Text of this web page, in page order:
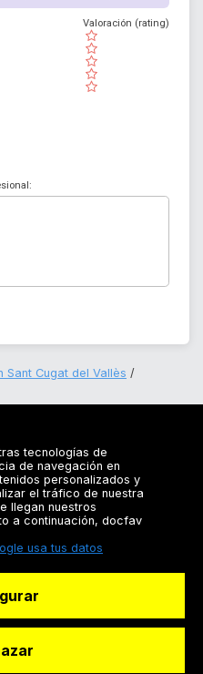
( )
( )
( )
( )
( )
Valoración (rating)
Sant Cugat del Vallès
tecnologías de
de navegación en
personalizados y
el tráfico de nuestra
llegan nuestros
a continuación, docfav
usa tus datos